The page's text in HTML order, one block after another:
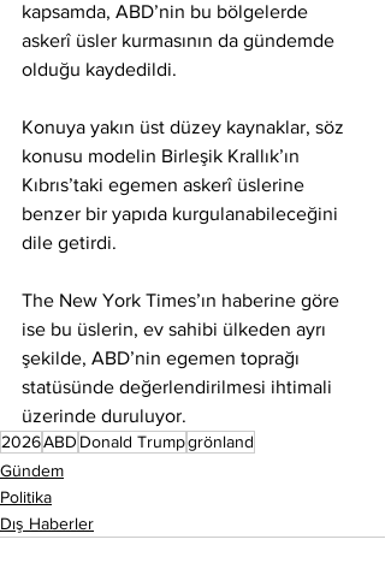
kapsamda, ABD’nin bu bölgelerde
askerî üsler kurmasının da gündemde
olduğu kaydedildi.
Konuya yakın üst düzey kaynaklar, söz
konusu modelin Birleşik Krallık’ın
Kıbrıs’taki egemen askerî üslerine
benzer bir yapıda kurgulanabileceğini
dile getirdi.
The New York Times’ın haberine göre
ise bu üslerin, ev sahibi ülkeden ayrı
şekilde, ABD’nin egemen toprağı
statüsünde değerlendirilmesi ihtimali
üzerinde duruluyor.
2026ABD Donald Trumpgrönland
Gündem
Politika
Dış Haberler